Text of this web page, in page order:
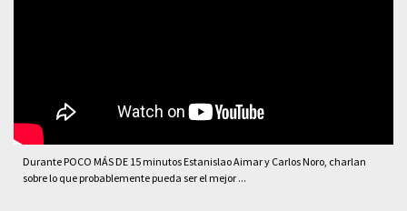
Durante POCO MÁS DE 15 minutos Estanislao Aimar y Carlos Noro, charlan
sobre lo que probablemente pueda ser el mejor ...